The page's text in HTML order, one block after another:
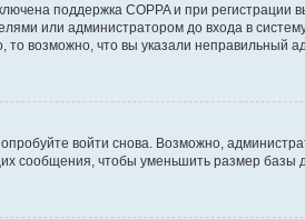
поддержка COPPA и при регистрации
или администратором до входа в
возможно, что вы указали неправильный
войти снова. Возможно,
чтобы уменьшить размер базы